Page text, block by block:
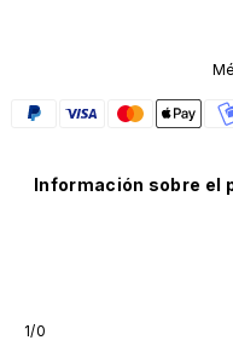
Información sobre el
1/0